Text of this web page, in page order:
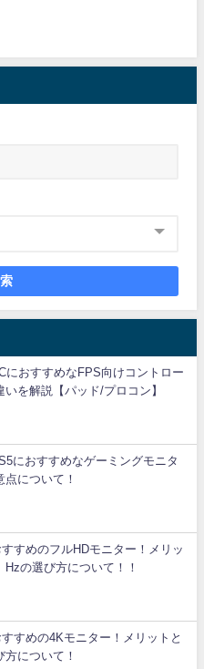
におすすめなFPS向けコントロー
いを解説【パッド/プロコン】
におすすめなゲーミングモニタ
点について！
すすめのフルHDモニター！メリッ
Hzの選び方について！！
すすめの4Kモニター！メリットと
について！